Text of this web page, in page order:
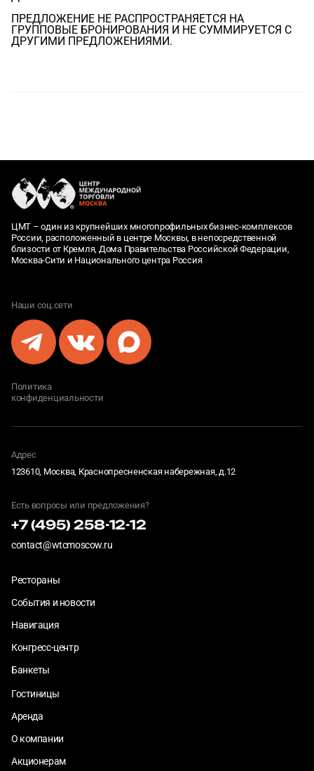
ПРЕДЛОЖЕНИЕ НЕ РАСПРОСТРАНЯЕТСЯ НА
ГРУППОВЫЕ БРОНИРОВАНИЯ И НЕ СУММИРУЕТСЯ С
ДРУГИМИ ПРЕДЛОЖЕНИЯМИ.
ЦМТ – один из крупнейших многопрофильных бизнес-комплексов
России, расположенный в центре Москвы, в непосредственной
близости от Кремля, Дома Правительства Российской Федерации,
Москва-Сити и Национального центра Россия
Наши соц.сети
Политика
конфиденциальности
Адрес
123610, Москва, Краснопресненская набережная, д.12
Есть вопросы или предложения?
+7 (495) 258-12-12
contact@wtcmoscow.ru
Рестораны
События и новости
Навигация
Конгресс-центр
Банкеты
Гостиницы
Аренда
О компании
Акционерам